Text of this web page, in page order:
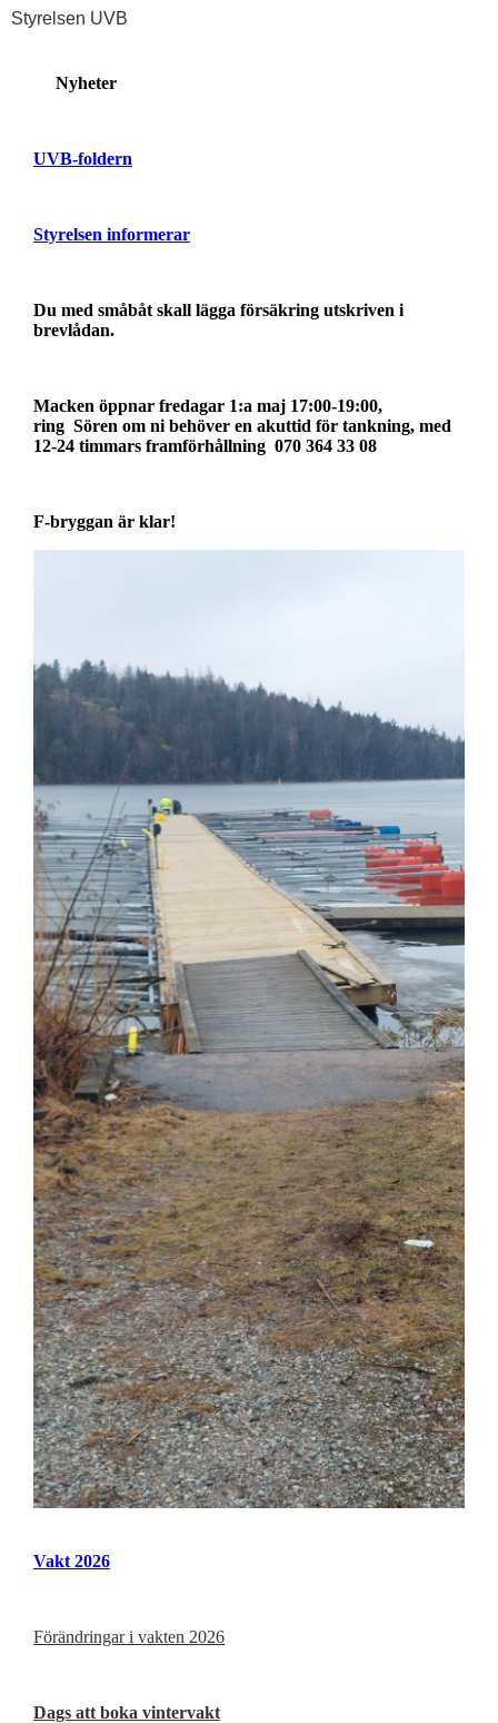
Styrelsen UVB
Nyheter
UVB-foldern
Styrelsen informerar
Du med småbåt skall lägga försäkring utskriven i
brevlådan.
Macken öppnar fredagar 1:a maj 17:00-19:00,
ring Sören om ni behöver en akuttid för tankning, med
12-24 timmars framförhållning 070 364 33 08
F-bryggan är klar!
Vakt 2026
Förändringar i vakten 2026
Dags att boka vintervakt